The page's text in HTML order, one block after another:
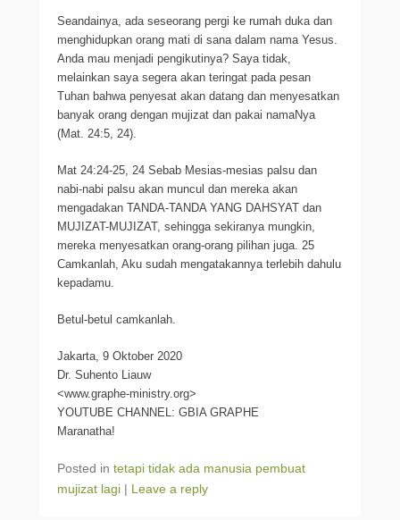
Seandainya, ada seseorang pergi ke rumah duka dan
menghidupkan orang mati di sana dalam nama Yesus.
Anda mau menjadi pengikutinya? Saya tidak,
melainkan saya segera akan teringat pada pesan
Tuhan bahwa penyesat akan datang dan menyesatkan
banyak orang dengan mujizat dan pakai namaNya
(Mat. 24:5, 24).
Mat 24:24-25, 24 Sebab Mesias-mesias palsu dan
nabi-nabi palsu akan muncul dan mereka akan
mengadakan TANDA-TANDA YANG DAHSYAT dan
MUJIZAT-MUJIZAT, sehingga sekiranya mungkin,
mereka menyesatkan orang-orang pilihan juga. 25
Camkanlah, Aku sudah mengatakannya terlebih dahulu
kepadamu.
Betul-betul camkanlah.
Jakarta, 9 Oktober 2020
Dr. Suhento Liauw
<www.graphe-ministry.org>
YOUTUBE CHANNEL: GBIA GRAPHE
Maranatha!
Posted in tetapi tidak ada manusia pembuat
mujizat lagi | Leave a reply